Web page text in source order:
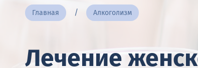
Адрес call-центра
Новосибирск, Красный проспект, 24
Главная Алкоголизм
Лечение